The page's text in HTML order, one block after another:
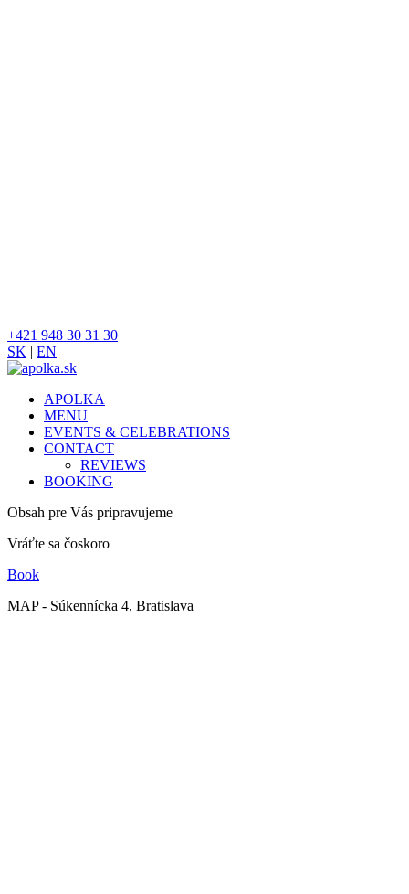
+421 948 30 31 30
SK | EN
APOLKA
MENU
EVENTS & CELEBRATIONS
CONTACT
REVIEWS
BOOKING
Obsah pre Vás pripravujeme
Vráťte sa čoskoro
Book
MAP - Súkennícka 4, Bratislava